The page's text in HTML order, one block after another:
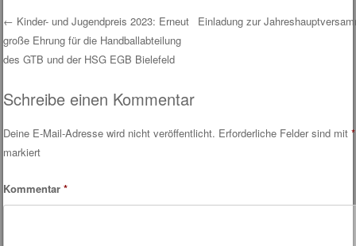
Post navigation
← Kinder- und Jugendpreis 2023: Erneut
große Ehrung für die Handballabteilung
des GTB und der HSG EGB Bielefeld
Einladung zur
Schreibe einen Kommentar
Deine E-Mail-Adresse wird nicht veröffentlicht. Erforderliche Felder sind mit*
markiert
Kommentar*